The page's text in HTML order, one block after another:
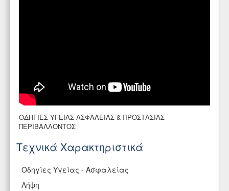
ΟΔΗΓΙΕΣ ΥΓΕΙΑΣ ΑΣΦΑΛΕΙΑΣ & ΠΡΟΣΤΑΣΙΑΣ
ΠΕΡΙΒΑΛΛΟΝΤΟΣ
Τεχνικά Χαρακτηριστικά
Οδηγίες Υγείας - Ασφαλείας
Λήψη